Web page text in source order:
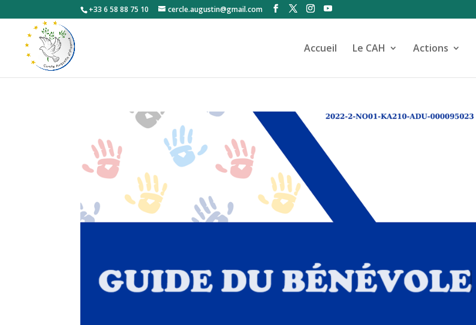
+33 6 58 88 75 10 cercle.augustin@gmail.com
Accueil Le CAH Actions